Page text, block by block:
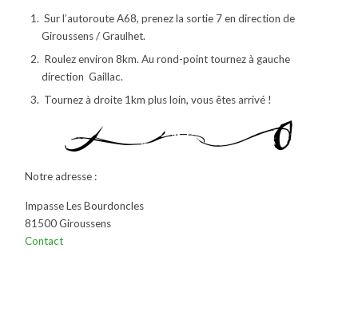
Sur l’autoroute A68, prenez la sortie 7 en direction de
Giroussens / Graulhet.
Roulez environ 8km. Au rond-point tournez à gauche
direction Gaillac.
Tournez à droite 1km plus loin, vous êtes arrivé !
Notre adresse :
Impasse Les Bourdoncles
81500 Giroussens
Contact